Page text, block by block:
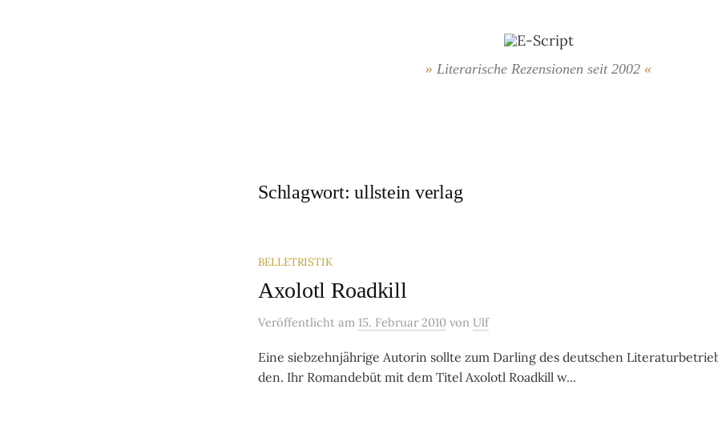
Literarische Rezensionen seit 2002
Schlagwort:ullstein verlag
BELLETRISTIK
Axolotl Roadkill
Veröffentlicht am 15. Februar 2010 von Ulf
Eine sieb­zehn­jäh­ri­ge Auto­rin soll­te zum Dar­ling des deut­schen
den. Ihr Ro­man­de­büt mit dem Titel Axolotl Roadkill w...